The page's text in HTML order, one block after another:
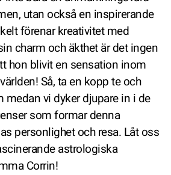
utan också en inspirerande
förenar kreativitet med
charm och äkthet är det ingen
hon blivit en sensation inom
Så, ta en kopp te och
medan vi dyker djupare in i de
som formar denna
personlighet och resa. Låt oss
astrologiska
Corrin!